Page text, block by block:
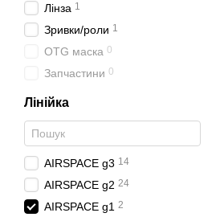
Лінза 1
Зривки/роли 1
OTG маска 0
Запчастини 0
Лінійка
AIRSPACE g3 14
AIRSPACE g2 24
AIRSPACE g1 2